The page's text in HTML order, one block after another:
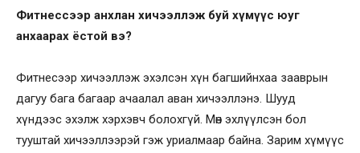
Фитнессээр анхлан хичээллэж буй хүмүүс юуг
анхаарах ёстой вэ?
Фитнесээр хичээллэж эхэлсэн хүн багшийнхаа зааврын
дагуу бага багаар ачаалал аван хичээллэнэ. Шууд
хүндээс эхэлж хэрхэвч болохгүй. Мөн эхлүүлсэн бол
тууштай хичээллээрэй гэж уриалмаар байна. Зарим хүмүүс